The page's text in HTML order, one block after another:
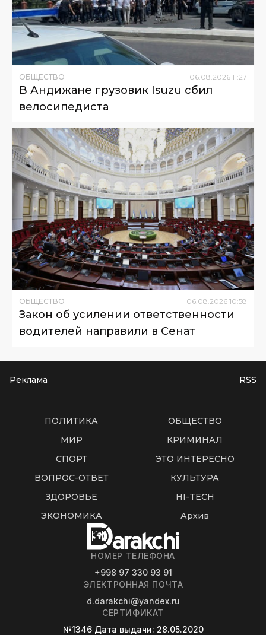
ОБЩЕСТВО 06 08 2026 11:27
В Андижане грузовик Isuzu сбил
велосипедиста
ОБЩЕСТВО 06.08.2026 10:58
Закон об усилении ответственности
водителей направили в Сенат
Реклама RSS
ПОЛИТИКА
ОБЩЕСТВО
МИР
КРИМИНАЛ
СПОРТ
ЭТО ИНТЕРЕСНО
ВОПРОС-ОТВЕТ
КУЛЬТУРА
ЗДОРОВЬЕ
HI-TECH
ЭКОНОМИКА
Архив
НОМЕР ТЕЛЕФОНА
+998 97 330 93 91
ЭЛЕКТРОННАЯ ПОЧТА
d.darakchi@yandex.ru
СЕРТИФИКАТ
№1346 Дата выдачи: 28.05.2020